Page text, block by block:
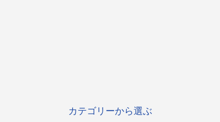
カテゴリーから選ぶ